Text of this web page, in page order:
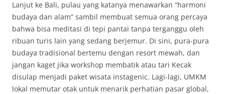
Lanjut ke Bali, pulau yang katanya menawarkan “harmoni
budaya dan alam” sambil membuat semua orang percaya
bahwa bisa meditasi di tepi pantai tanpa terganggu oleh
ribuan turis lain yang sedang berjemur. Di sini, pura-pura
budaya tradisional bertemu dengan resort mewah, dan
jangan kaget jika workshop membatik atau tari Kecak
disulap menjadi paket wisata instagenic. Lagi-lagi, UMKM
lokal memutar otak untuk menarik perhatian pasar global,